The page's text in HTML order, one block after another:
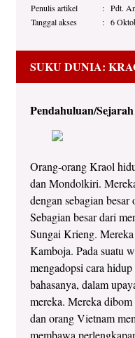
Penulis artikel
: Pdt.
Tanggal akses
: 6
SUKU DUNIA:
Pendahuluan/Sejarah
Orang-orang Kraol
dan Mondolkiri.
dengan sebagian
Sebagian besar dari
Sungai Krieng. Mereka
Kamboja. Pada suatu
mengadopsi cara
bahasanya, dalam
mereka. Mereka
dan orang Vietnam
membawa